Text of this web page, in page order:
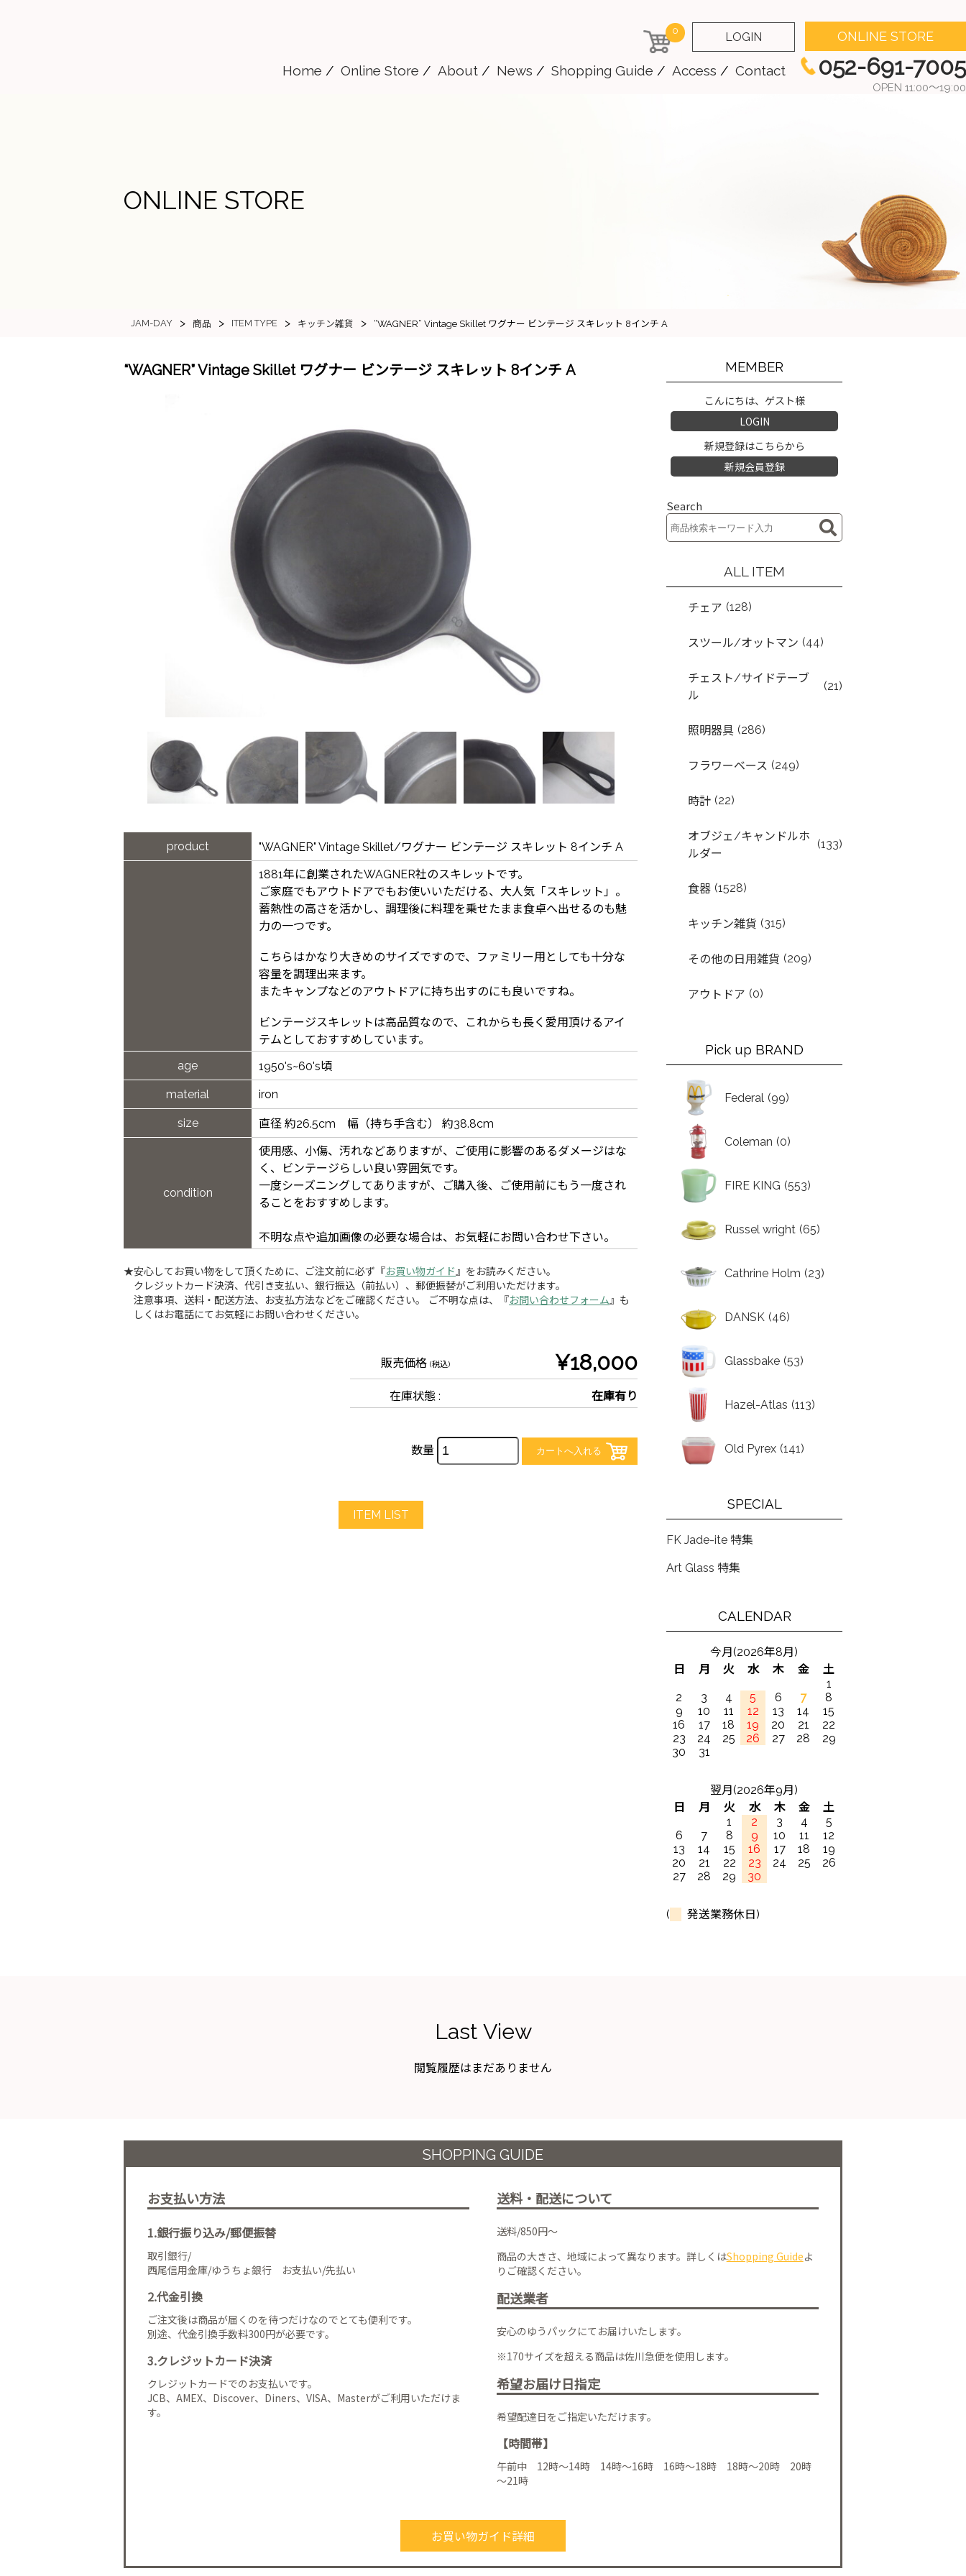
0 LOGIN ONLINE STORE
Home Online Store About News Shopping Guide Access Contact 052-691-7005
OPEN 11:00～19:00
ONLINE STORE
JAM-DAY > 商品 > ITEM TYPE > キッチン雑貨 > “WAGNER” Vintage Skillet ワグナー ビンテージ スキレット 8インチ A
“WAGNER” Vintage Skillet ワグナー ビンテージ スキレット 8インチ A
product
"WAGNER" Vintage Skillet/ワグナー ビンテージ スキレット 8インチ A
1881年に創業されたWAGNER社のスキレットです。
ご家庭でもアウトドアでもお使いいただける、大人気「スキレット」。
蓄熱性の高さを活かし、調理後に料理を乗せたまま食卓へ出せるのも魅
力の一つです。
こちらはかなり大きめのサイズですので、ファミリー用としても十分な
容量を調理出来ます。
またキャンプなどのアウトドアに持ち出すのにも良いですね。
ビンテージスキレットは高品質なので、これからも長く愛用頂けるアイ
テムとしておすすめしています。
age
1950's~60's頃
material iron
size 直径 約26.5cm 幅（持ち手含む） 約38.8cm
condition
使用感、小傷、汚れなどありますが、ご使用に影響のあるダメージはな
く、ビンテージらしい良い雰囲気です。
一度シーズニングしてありますが、ご購入後、ご使用前にもう一度され
ることをおすすめします。
不明な点や追加画像の必要な場合は、お気軽にお問い合わせ下さい。
★安心してお買い物をして頂くために、ご注文前に必ず『お買い物ガイド 』をお読みください。
クレジットカード決済、代引き支払い、銀行振込（前払い）、郵便振替がご利用いただけます。
注意事項、送料・配送方法、お支払方法などをご確認ください。 ご不明な点は、『お問い合わせフォーム 』も
しくはお電話にてお気軽にお問い合わせください。
販売価格 (税込) ¥18,000
在庫状態 : 在庫有り
数量
ITEM LIST
MEMBER
こんにちは、ゲスト様
LOGIN
新規登録はこちらから
新規会員登録
Search
ALL ITEM
チェア (128)
スツール/オットマン (44)
チェスト/サイドテーブ
ル
(21)
照明器具 (286)
フラワーベース (249)
時計 (22)
オブジェ/キャンドルホ
ルダー
(133)
食器 (1528)
キッチン雑貨 (315)
その他の日用雑貨 (209)
アウトドア (0)
Pick up BRAND
Federal (99)
Coleman (0)
FIRE KING (553)
Russel wright (65)
Cathrine Holm (23)
DANSK (46)
Glassbake (53)
Hazel-Atlas (113)
Old Pyrex (141)
SPECIAL
FK Jade-ite 特集
Art Glass 特集
CALENDAR
今月(2026年8月)
日
月 火 水 木 金
土
1
2
3 4 5 6 7
8
9
10 11 12 13 14
15
16
17 18 19 20 21
22
23
24 25 26 27 28
29
30
31
翌月(2026年9月)
日
月 火 水 木 金
土
1
2 3 4
5
6
7 8 9 10 11
12
13
14 15 16 17 18
19
20
21 22 23 24 25
26
27
28 29 30
( 発送業務休日)
Last View
閲覧履歴はまだありません
SHOPPING GUIDE
お支払い方法
1.銀行振り込み/郵便振替
取引銀行/
西尾信用金庫/ゆうちょ銀行 お支払い/先払い
2.代金引換
ご注文後は商品が届くのを待つだけなのでとても便利です。
別途、代金引換手数料300円が必要です。
3.クレジットカード決済
クレジットカードでのお支払いです。
JCB、AMEX、Discover、Diners、VISA、Masterがご利用いただけま
す。
送料・配送について
送料/850円～
商品の大きさ、地域によって異なります。詳しくはShopping Guideよ
りご確認ください。
配送業者
安心のゆうパックにてお届けいたします。
※170サイズを超える商品は佐川急便を使用します。
希望お届け日指定
希望配達日をご指定いただけます。
【時間帯】
午前中 12時～14時 14時～16時 16時～18時 18時～20時 20時
～21時
お買い物ガイド詳細